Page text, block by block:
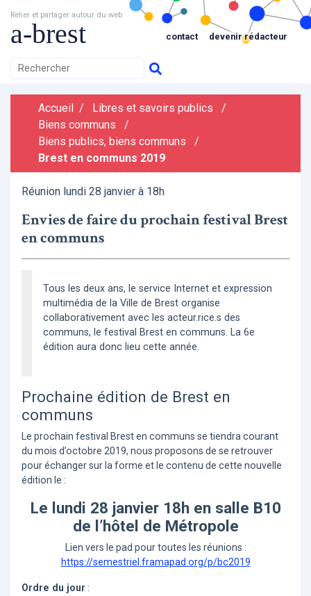
Relier et partager autour du web
a-brest contact devenir rédacteur
Accueil / Libres et savoirs publics
/
Biens communs
/
Biens publics, biens communs
/
Brest en communs 2019
Réunion lundi 28 janvier à 18h
Envies de faire du prochain festival Brest
en communs
Tous les deux ans, le service Internet et expression
multimédia de la Ville de Brest organise
collaborativement avec les acteur.rice.s des
communs, le festival Brest en communs. La 6e
édition aura donc lieu cette année.
Prochaine édition de Brest en
communs
Le prochain festival Brest en communs se tiendra courant
du mois d’octobre 2019, nous proposons de se retrouver
pour échanger sur la forme et le contenu de cette nouvelle
édition le :
Le lundi 28 janvier 18h en salle B10
de l’hôtel de Métropole
Lien vers le pad pour toutes les réunions :
https://semestriel.framapad.org/p/bc2019
Ordre du jour :